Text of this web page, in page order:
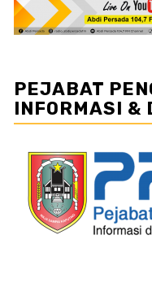
PEJABAT
INFORMASI &